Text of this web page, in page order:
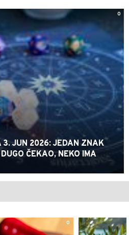
0
3. JUN 2026: JEDAN ZNAK
ČEKAO, NEKO IMA
0